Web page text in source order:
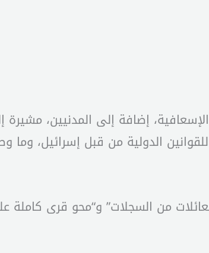
إضافة إلى المدنيين، مشيرة
الدولية من قبل إسرائيل، وما
تجاوز عدد الشهداء 3000، مع “شطب عشرات العائلات من السجلات”